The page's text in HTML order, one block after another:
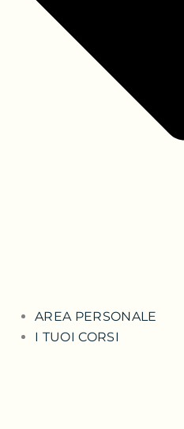
AREA PERSONALE
I TUOI CORSI